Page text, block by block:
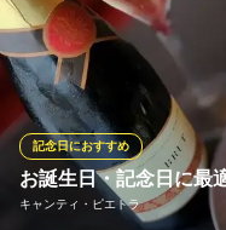
誕生日・記念日のサプラ
任せください。飲み放題
ております。大人数での
過ごす記念日・デート等
東中野イタリアン グ
ランク上のファミレス
ＪＲ中央線東中野駅 徒
お誕生日・記念日に最
キャンティ・ピエトラ
記念日におすすめ